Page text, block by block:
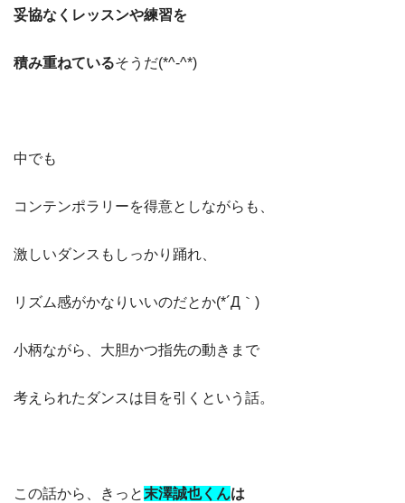
妥協なくレッスンや練習を
積み重ねているそうだ(*^-^*)
中でも
コンテンポラリーを得意としながらも、
激しいダンスもしっかり踊れ、
リズム感がかなりいいのだとか(*´Д｀)
小柄ながら、大胆かつ指先の動きまで
考えられたダンスは目を引くという話。
この話から、きっと末澤誠也くんは